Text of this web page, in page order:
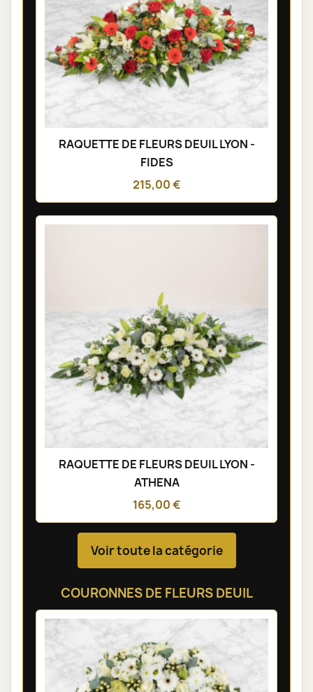
RAQUETTE DE FLEURS DEUIL LYON -
FIDES
215,00 €
RAQUETTE DE FLEURS DEUIL LYON -
ATHENA
165,00 €
Voir toute la catégorie
COURONNES DE FLEURS DEUIL